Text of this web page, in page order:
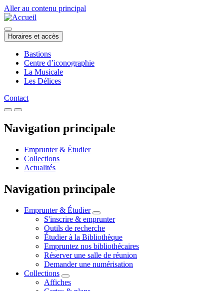
Aller au contenu principal
Horaires et accès
Bastions
Centre d’iconographie
La Musicale
Les Délices
Contact
Navigation principale
Emprunter & Étudier
Collections
Actualités
Navigation principale
Emprunter & Étudier
S'inscrire & emprunter
Outils de recherche
Étudier à la Bibliothèque
Empruntez nos bibliothécaires
Réserver une salle de réunion
Demander une numérisation
Collections
Affiches